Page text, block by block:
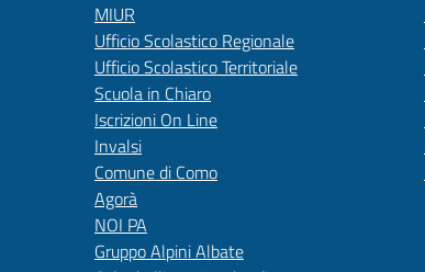
MIUR
Ufficio Scolastico Regionale
Ufficio Scolastico Territoriale
Scuola in Chiaro
Iscrizioni On Line
Invalsi
Comune di Como
Agorà
NOI PA
Gruppo Alpini Albate